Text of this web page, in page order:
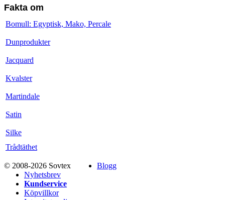
Fakta om
Bomull: Egyptisk, Mako, Percale
Dunprodukter
Jacquard
Kvalster
Martindale
Satin
Silke
Trådtäthet
© 2008-2026 Sovtex
Blogg
Nyhetsbrev
Kundservice
Köpvillkor